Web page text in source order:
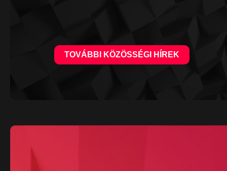
TOVÁBBI KÖZÖSSÉGI HÍREK